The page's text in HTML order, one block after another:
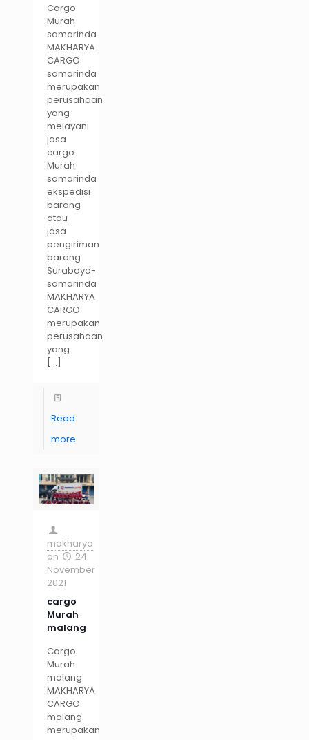
Cargo
Murah
samarinda
MAKHARYA
CARGO
samarinda
merupakan
perusahaan
yang
melayani
jasa
cargo
Murah
samarinda
ekspedisi
barang
atau
jasa
pengiriman
barang
Surabaya-
samarinda
MAKHARYA
CARGO
merupakan
perusahaan
yang
[…]
Read
more
makharya
on
24
November
2021
cargo
Murah
malang
Cargo
Murah
malang
MAKHARYA
CARGO
malang
merupakan